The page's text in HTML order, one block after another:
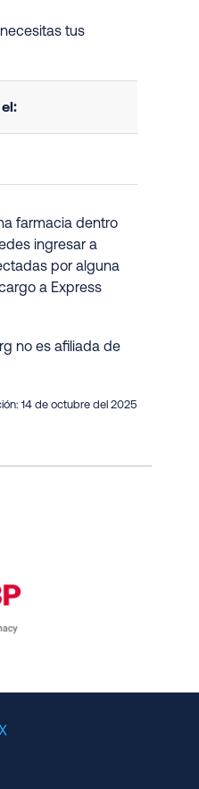
tus
farmacia dentro
ingresar a
por alguna
a Express
no es afiliada de
14 de octubre del 2025